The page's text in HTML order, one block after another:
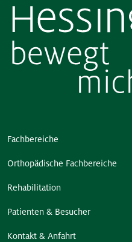
Fachbereiche
Orthopädische Fachbereiche
Rehabilitation
Patienten & Besucher
Kontakt & Anfahrt